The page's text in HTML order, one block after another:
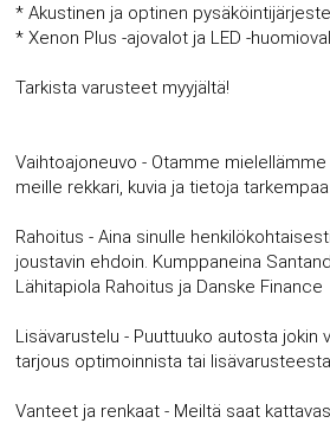
* Akustinen ja optinen
* Xenon Plus -ajovalot ja LED -
Tarkista varusteet myyjältä!
Vaihtoajoneuvo - Otamme
meille rekkari, kuvia ja tietoja
Rahoitus - Aina sinulle
joustavin ehdoin. Kumppaneina
Lähitapiola Rahoitus ja Danske Finance
Lisävarustelu - Puuttuuko autosta jokin
tarjous optimoinnista tai lisävarusteesta
Vanteet ja renkaat - Meiltä saat